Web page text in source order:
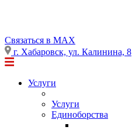
Cвязаться в MAX
г. Хабаровск, ул. Калинина, 8
Услуги
Услуги
Единоборства